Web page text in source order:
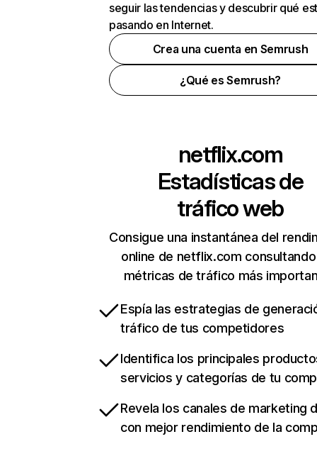
seguir las tendencias y descubrir qué
pasando en Internet.
Crea una cuenta en Semrush
¿Qué es Semrush?
netflix.com
Estadísticas de
tráfico web
Consigue una instantánea del
online de netflix.com
métricas de tráfico más
Espía las estrategias de
tráfico de tus competidores
Identifica los principales
servicios y categorías de tu
Revela los canales de marketing
con mejor rendimiento de la